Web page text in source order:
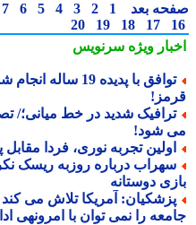
بعد 1
2
3
4
5
6
7
8
17
18
19
20
ویژهسرنویس
توافق با پدیده 19
شدید در خط میانی؛/
شود!
تجربه نوری، فردا مقابل
درباره روزبه ریسک نکرد/
دوستانه
آمریکا تلاش می کند
را نمی توان با امرونهی اداره